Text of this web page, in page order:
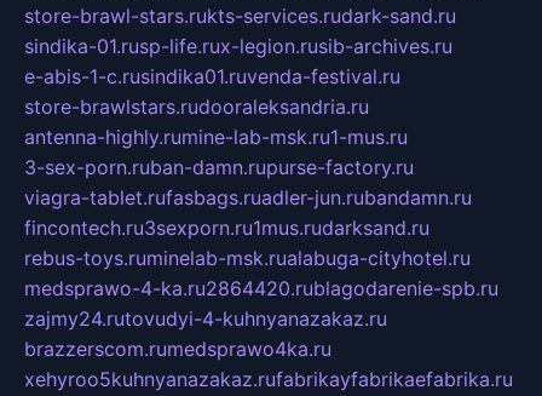
store-brawl-stars.rukts-services.rudark-sand.ru
sindika-01.rusp-life.rux-legion.rusib-archives.ru
e-abis-1-c.rusindika01.ruvenda-festival.ru
store-brawlstars.rudooraleksandria.ru
antenna-highly.rumine-lab-msk.ru1-mus.ru
3-sex-porn.ruban-damn.rupurse-factory.ru
viagra-tablet.rufasbags.ruadler-jun.rubandamn.ru
fincontech.ru3sexporn.ru1mus.rudarksand.ru
rebus-toys.ruminelab-msk.rualabuga-cityhotel.ru
medsprawo-4-ka.ru2864420.rublagodarenie-spb.ru
zajmy24.rutovudyi-4-kuhnyanazakaz.ru
brazzerscom.rumedsprawo4ka.ru
xehyroo5kuhnyanazakaz.rufabrikayfabrikaefabrika.ru